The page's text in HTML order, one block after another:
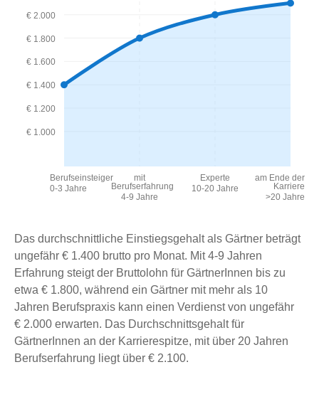
€ 1.000
€ 1.200
€ 1.400
€ 1.600
€ 1.800
€ 2.000
Berufseinsteiger
0-3 Jahre
mit
Berufserfahrung
4-9 Jahre
Experte
10-20 Jahre
am Ende der
Karriere
>20 Jahre
Das durchschnittliche Einstiegsgehalt als Gärtner beträgt
ungefähr € 1.400 brutto pro Monat. Mit 4-9 Jahren
Erfahrung steigt der Bruttolohn für GärtnerInnen bis zu
etwa € 1.800, während ein Gärtner mit mehr als 10
Jahren Berufspraxis kann einen Verdienst von ungefähr
€ 2.000 erwarten. Das Durchschnittsgehalt für
GärtnerInnen an der Karrierespitze, mit über 20 Jahren
Berufserfahrung liegt über € 2.100.